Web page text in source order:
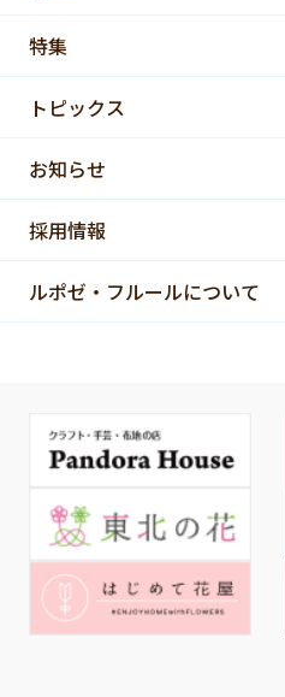
特集
トピックス
お知らせ
採用情報
ルポゼ・フルールについて